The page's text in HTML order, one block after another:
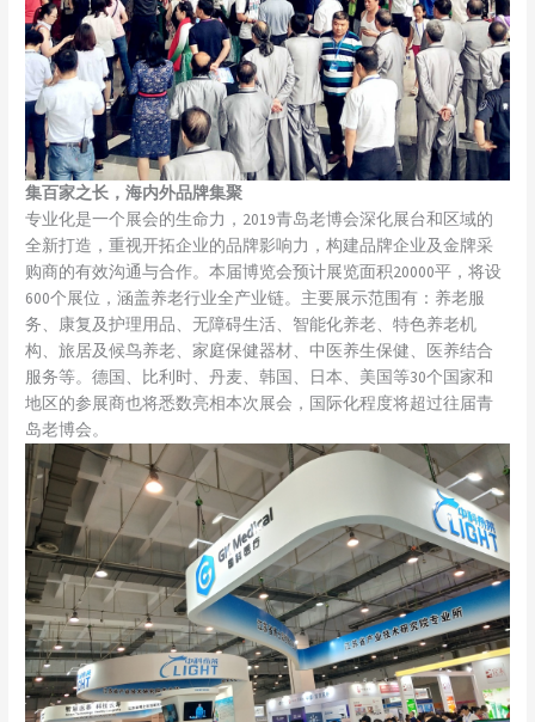
集百家之长，海内外品牌集聚
专业化是一个展会的生命力，2019青岛老博会深化展台和区域的
全新打造，重视开拓企业的品牌影响力，构建品牌企业及金牌采
购商的有效沟通与合作。本届博览会预计展览面积20000平，将设
600个展位，涵盖养老行业全产业链。主要展示范围有：养老服
务、康复及护理用品、无障碍生活、智能化养老、特色养老机
构、旅居及候鸟养老、家庭保健器材、中医养生保健、医养结合
服务等。德国、比利时、丹麦、韩国、日本、美国等30个国家和
地区的参展商也将悉数亮相本次展会，国际化程度将超过往届青
岛老博会。